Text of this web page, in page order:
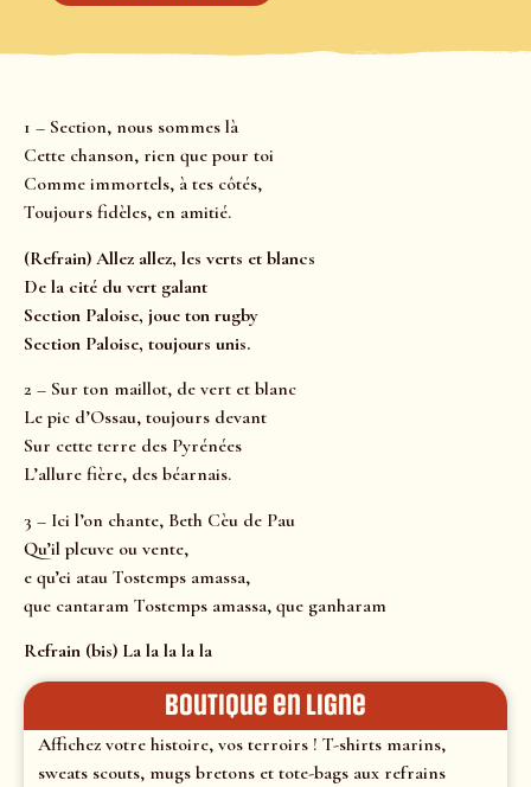
1 – Section, nous sommes là
Cette chanson, rien que pour toi
Comme immortels, à tes côtés,
Toujours fidèles, en amitié.
(Refrain) Allez allez, les verts et blancs
De la cité du vert galant
Section Paloise, joue ton rugby
Section Paloise, toujours unis.
2 – Sur ton maillot, de vert et blanc
Le pic d’Ossau, toujours devant
Sur cette terre des Pyrénées
L’allure fière, des béarnais.
3 – Ici l’on chante, Beth Cèu de Pau
Qu’il pleuve ou vente,
e qu’ei atau Tostemps amassa,
que cantaram Tostemps amassa, que ganharam
Refrain (bis) La la la la la
Boutique en ligne
Affichez votre histoire, vos terroirs ! T-shirts marins,
sweats scouts, mugs bretons et tote-bags aux refrains